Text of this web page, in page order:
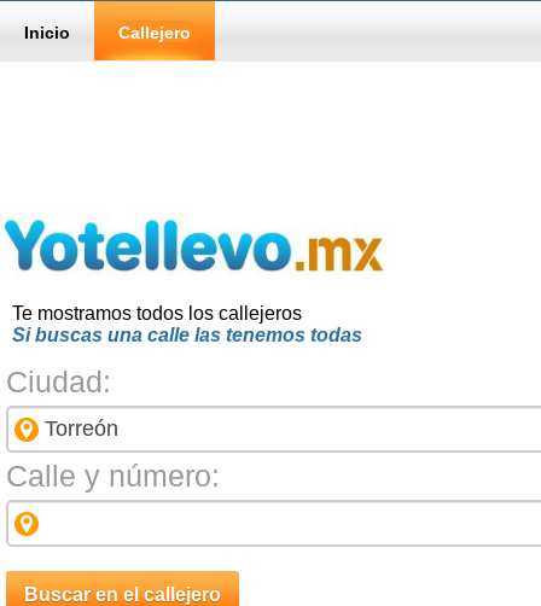
Inicio Callejero
Te mostramos todos los callejeros
Si buscas una calle las tenemos todas
Ciudad:
Calle y número: